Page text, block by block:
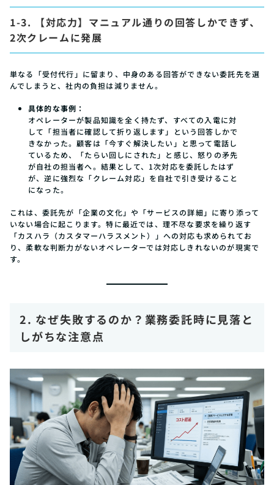
1-3. 【対応力】マニュアル通りの回答しかできず、
2次クレームに発展
単なる「受付代行」に留まり、中身のある回答ができない委託先を選
んでしまうと、社内の負担は減りません。
具体的な事例：
オペレーターが製品知識を全く持たず、すべての入電に対
して「担当者に確認して折り返します」という回答しかで
きなかった。顧客は「今すぐ解決したい」と思って電話し
ているため、「たらい回しにされた」と感じ、怒りの矛先
が自社の担当者へ。結果として、1次対応を委託したはず
が、逆に強烈な「クレーム対応」を自社で引き受けること
になった。
これは、委託先が「企業の文化」や「サービスの詳細」に寄り添って
いない場合に起こります。特に最近では、理不尽な要求を繰り返す
「カスハラ（カスタマーハラスメント）」への対応も求められてお
り、柔軟な判断力がないオペレーターでは対応しきれないのが現実で
す。
2. なぜ失敗するのか？業務委託時に見落と
しがちな注意点